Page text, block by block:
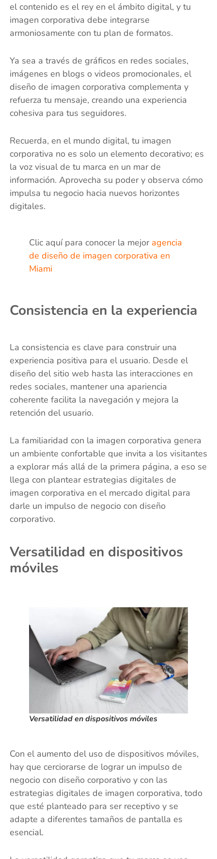
el contenido es el rey en el ámbito digital, y tu
imagen corporativa debe integrarse
armoniosamente con tu plan de formatos.
Ya sea a través de gráficos en redes sociales,
imágenes en blogs o videos promocionales, el
diseño de imagen corporativa complementa y
refuerza tu mensaje, creando una experiencia
cohesiva para tus seguidores.
Recuerda, en el mundo digital, tu imagen
corporativa no es solo un elemento decorativo; es
la voz visual de tu marca en un mar de
información. Aprovecha su poder y observa cómo
impulsa tu negocio hacia nuevos horizontes
digitales.
Clic aquí para conocer la mejor agencia
de diseño de imagen corporativa en
Miami
Consistencia en la experiencia
La consistencia es clave para construir una
experiencia positiva para el usuario. Desde el
diseño del sitio web hasta las interacciones en
redes sociales, mantener una apariencia
coherente facilita la navegación y mejora la
retención del usuario.
La familiaridad con la imagen corporativa genera
un ambiente confortable que invita a los visitantes
a explorar más allá de la primera página, a eso se
llega con plantear estrategias digitales de
imagen corporativa en el mercado digital para
darle un impulso de negocio con diseño
corporativo.
Versatilidad en dispositivos
móviles
Versatilidad en dispositivos móviles
Con el aumento del uso de dispositivos móviles,
hay que cerciorarse de lograr un impulso de
negocio con diseño corporativo y con las
estrategias digitales de imagen corporativa, todo
que esté planteado para ser receptivo y se
adapte a diferentes tamaños de pantalla es
esencial.